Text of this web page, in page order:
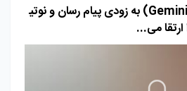
هوش مصنوعی گوگل (Gemini) به زودی پیام‌ رسان و نوتی
می...